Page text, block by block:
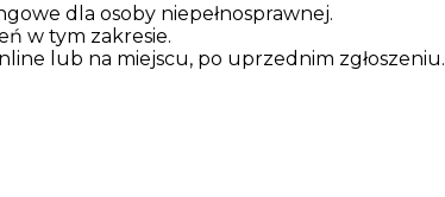
dla osoby niepełnosprawnej.
w tym zakresie.
lub na miejscu, po uprzednim zgłoszeniu.